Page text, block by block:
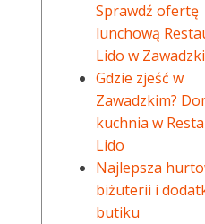
Sprawdź ofertę
lunchową
Lido w
Gdzie zjeść w
Zawadzkim?
kuchnia w
Lido
Najlepsza
biżuterii i
butiku